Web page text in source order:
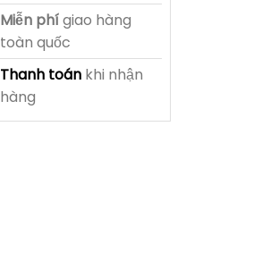
Miễn phígiao hàng
toàn quốc
Thanh toán khi nhận
hàng